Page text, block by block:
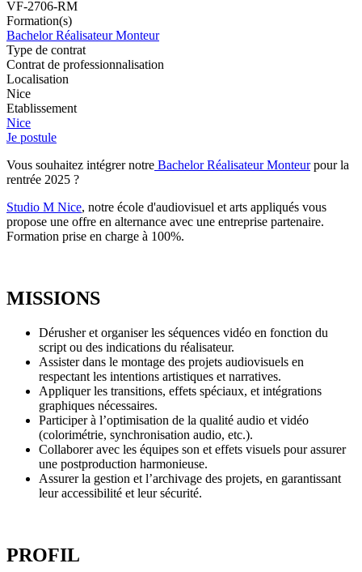
VF-2706-RM
Formation(s)
Bachelor Réalisateur Monteur
Type de contrat
Contrat de professionnalisation
Localisation
Nice
Etablissement
Nice
Je postule
Vous souhaitez intégrer notre Bachelor Réalisateur Monteurpour la
rentrée 2025 ?
Studio M Nice, notre école d'audiovisuel et arts appliqués vous
propose une offre en alternance avec une entreprise partenaire.
Formation prise en charge à 100%.
MISSIONS
Dérusher et organiser les séquences vidéo en fonction du
script ou des indications du réalisateur.
Assister dans le montage des projets audiovisuels en
respectant les intentions artistiques et narratives.
Appliquer les transitions, effets spéciaux, et intégrations
graphiques nécessaires.
Participer à l’optimisation de la qualité audio et vidéo
(colorimétrie, synchronisation audio, etc.).
Collaborer avec les équipes son et effets visuels pour assurer
une postproduction harmonieuse.
Assurer la gestion et l’archivage des projets, en garantissant
leur accessibilité et leur sécurité.
PROFIL